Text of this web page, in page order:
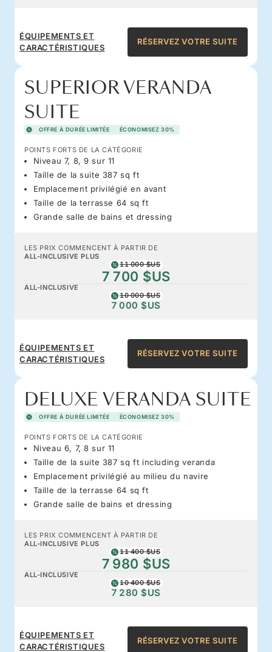
ÉQUIPEMENTS ET
CARACTÉRISTIQUES
RÉSERVEZ VOTRE SUITE
SUPERIOR VERANDA
SUITE
OFFRE À DURÉE LIMITÉE ÉCONOMISEZ 30%
POINTS FORTS DE LA CATÉGORIE
Niveau 7, 8, 9 sur 11
Taille de la suite 387 sq ft
Emplacement privilégié en avant
Taille de la terrasse 64 sq ft
Grande salle de bains et dressing
LES PRIX COMMENCENT À PARTIR DE
ALL-INCLUSIVE PLUS
11 000 $US
7 700 $US
ALL-INCLUSIVE
10 000 $US
7 000 $US
ÉQUIPEMENTS ET
CARACTÉRISTIQUES
RÉSERVEZ VOTRE SUITE
DELUXE VERANDA SUITE
OFFRE À DURÉE LIMITÉE ÉCONOMISEZ 30%
POINTS FORTS DE LA CATÉGORIE
Niveau 6, 7, 8 sur 11
Taille de la suite 387 sq ft including veranda
Emplacement privilégié au milieu du navire
Taille de la terrasse 64 sq ft
Grande salle de bains et dressing
LES PRIX COMMENCENT À PARTIR DE
ALL-INCLUSIVE PLUS
11 400 $US
7 980 $US
ALL-INCLUSIVE
10 400 $US
7 280 $US
ÉQUIPEMENTS ET
CARACTÉRISTIQUES
RÉSERVEZ VOTRE SUITE